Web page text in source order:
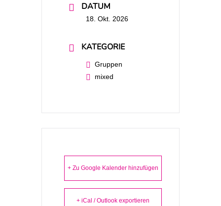
DATUM
18. Okt. 2026
KATEGORIE
Gruppen
mixed
+ Zu Google Kalender hinzufügen
+ iCal / Outlook exportieren